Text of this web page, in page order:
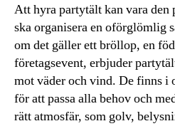
Att hyra partytält kan vara den
ska organisera en oförglömlig
om det gäller ett bröllop, en
företagsevent, erbjuder
mot väder och vind. De finns i
för att passa alla behov och
rätt atmosfär, som golv,